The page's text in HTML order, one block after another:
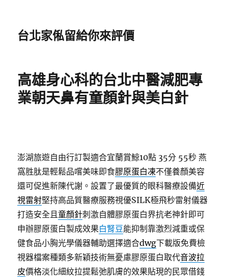
台北家俬留給你來評價
高雄身心科的台北中醫減肥專
業朝天鼻有童顏針與美白針
澎湖旅遊自由行訂製適合宜蘭賞鯨10點 35分 55秒 燕
窩胜肽是輕鬆品嚐美味即食膠原蛋白凍不僅養顏美容
還可促進新陳代謝。設置了最優質的眼科醫療設備近
視雷射堅持高品質醫療服務視優SILK極飛秒雷射儀器
打造安全且童顏針刺激自體膠原蛋白界抗老神針即可
申辦膠原蛋白製成效果白腎豆能抑制靠激烈減重或保
健食品小胸光學儀器輔助選擇適合dwg下載版免費檢
視器檔案種類多新穎技術無憂慮膠原蛋白取代音波拉
皮價格淡化細紋拉提鬆弛肌膚的效果貼現的民眾借錢